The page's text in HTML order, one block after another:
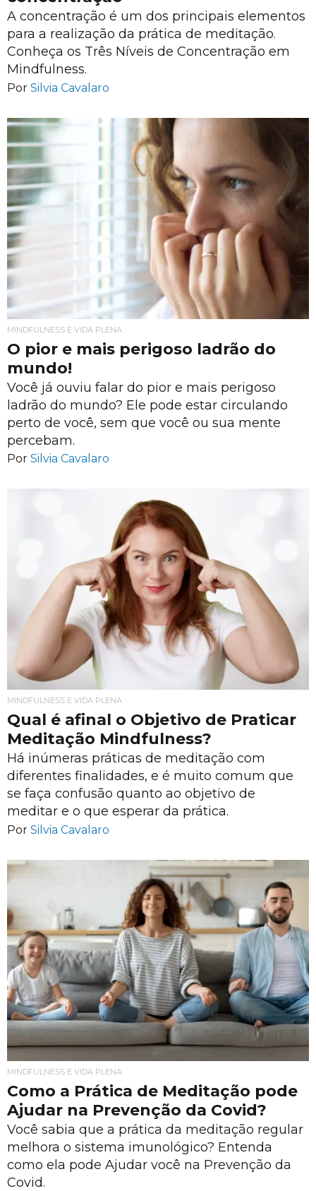
A concentração é um dos principais elementos
para a realização da prática de meditação.
Conheça os Três Níveis de Concentração em
Mindfulness.
Por Silvia Cavalaro
MINDFULNESS E VIDA PLENA
O pior e mais perigoso ladrão do
mundo!
Você já ouviu falar do pior e mais perigoso
ladrão do mundo? Ele pode estar circulando
perto de você, sem que você ou sua mente
percebam.
Por Silvia Cavalaro
MINDFULNESS E VIDA PLENA
Qual é afinal o Objetivo de Praticar
Meditação Mindfulness?
Há inúmeras práticas de meditação com
diferentes finalidades, e é muito comum que
se faça confusão quanto ao objetivo de
meditar e o que esperar da prática.
Por Silvia Cavalaro
MINDFULNESS E VIDA PLENA
Como a Prática de Meditação pode
Ajudar na Prevenção da Covid?
Você sabia que a prática da meditação regular
melhora o sistema imunológico? Entenda
como ela pode Ajudar você na Prevenção da
Covid.